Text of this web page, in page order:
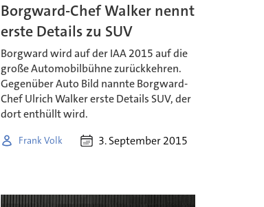
Borgward-Chef Walker nennt
erste Details zu SUV
Borgward wird auf der IAA 2015 auf die
große Automobilbühne zurückkehren.
Gegenüber Auto Bild nannte Borgward-
Chef Ulrich Walker erste Details SUV, der
dort enthüllt wird.
Frank Volk 3. September 2015